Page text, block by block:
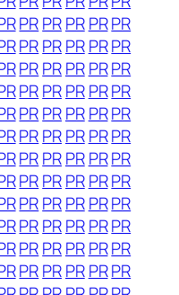
PRPRPR PRPR
PRPRPR PRPR
PRPRPR PRPR
PRPRPR PRPR
PRPRPR PRPR
PRPRPR PRPR
PRPRPR PRPR
PRPRPR PRPR
PRPRPR PRPR
PRPRPR PRPR
PRPRPR PRPR
PRPRPR PRPR